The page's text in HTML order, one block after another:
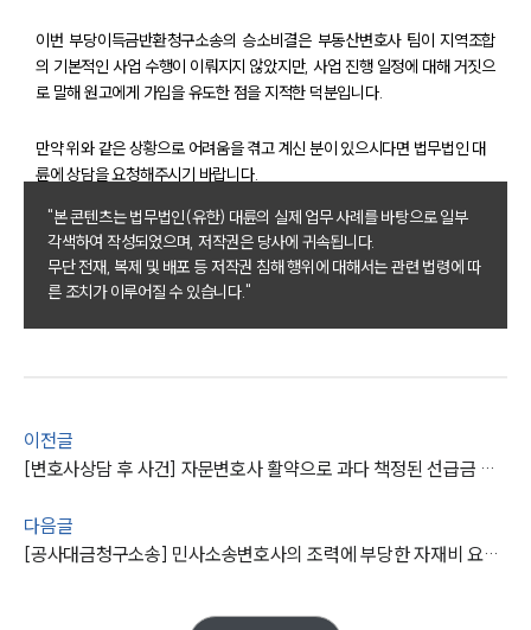
그룹소개
그룹소개
대륜의 강점
오시는 길
글로벌 파트너 로펌
업무사례
사례분석/최신동향
법률정보
고객후기
이번 부당이득금반환청구소송의 승소비결은 부동산변호사 팀이 지역조합
의 기본적인 사업 수행이 이뤄지지 않았지만, 사업 진행 일정에 대해 거짓으
로 말해 원고에게 가입을 유도한 점을 지적한 덕분입니다.
만약 위와 같은 상황으로 어려움을 겪고 계신 분이 있으시다면 법무법인 대
륜에 상담을 요청해주시기 바랍니다.
"본 콘텐츠는 법무법인(유한) 대륜의 실제 업무 사례를 바탕으로 일부
각색하여 작성되었으며, 저작권은 당사에 귀속됩니다.
무단 전재, 복제 및 배포 등 저작권 침해 행위에 대해서는 관련 법령에 따
른 조치가 이루어질 수 있습니다."
이전글
[변호사상담 후 사건] 자문변호사 활약으로 과다 책정된 선급금 찾기 성공
다음글
[공사대금청구소송] 민사소송변호사의 조력에 부당한 자재비 요구 기각 성공